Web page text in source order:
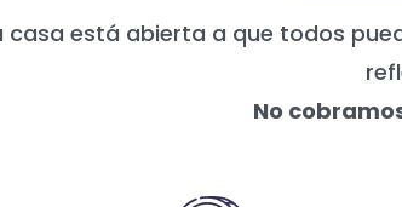
casa está abierta a que todos
No